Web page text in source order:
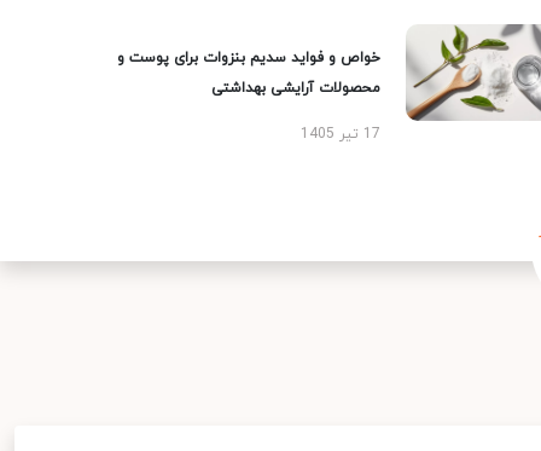
خواص و فواید سدیم بنزوات برای پوست و
محصولات آرایشی بهداشتی
17 تیر 1405